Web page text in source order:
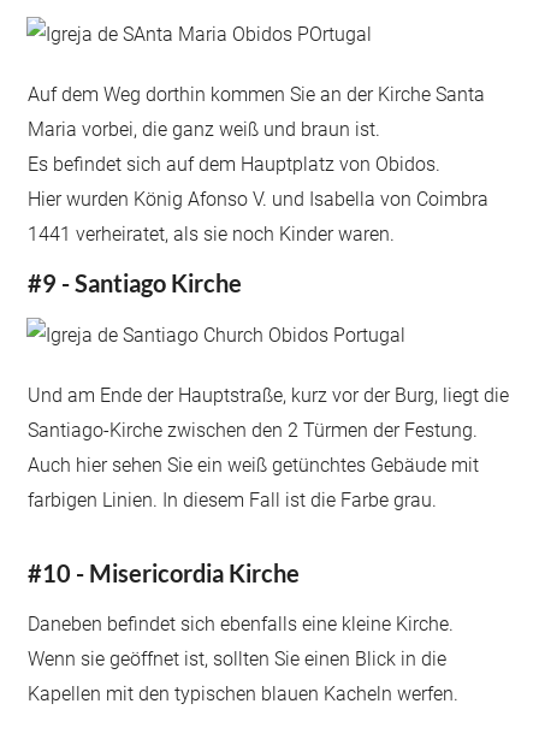
Auf dem Weg dorthin kommen Sie an der Kirche Santa
Maria vorbei, die ganz weiß und braun ist.
Es befindet sich auf dem Hauptplatz von Obidos.
Hier wurden König Afonso V. und Isabella von Coimbra
1441 verheiratet, als sie noch Kinder waren.
#9 - Santiago Kirche
Und am Ende der Hauptstraße, kurz vor der Burg, liegt die
Santiago-Kirche zwischen den 2 Türmen der Festung.
Auch hier sehen Sie ein weiß getünchtes Gebäude mit
farbigen Linien. In diesem Fall ist die Farbe grau.
#10 - Misericordia Kirche
Daneben befindet sich ebenfalls eine kleine Kirche.
Wenn sie geöffnet ist, sollten Sie einen Blick in die
Kapellen mit den typischen blauen Kacheln werfen.